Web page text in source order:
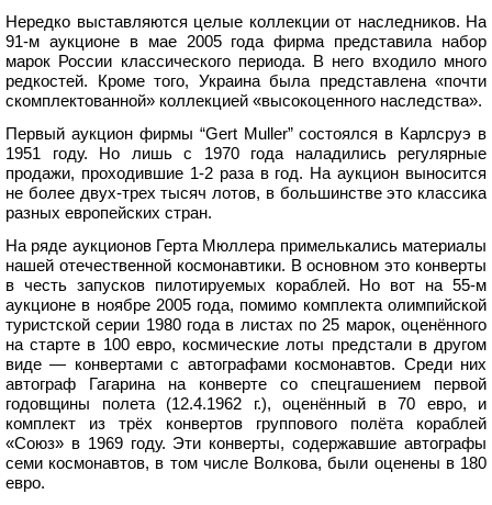
Нередко выставляются целые коллекции от наследников. На
91-м аукционе в мае 2005 года фирма представила набор
марок России классического периода. В него входило много
редкостей. Кроме того, Украина была представлена «почти
скомплектованной» коллекцией «высокоценного наследства».
Первый аукцион фирмы “Gert Muller” состоялся в Карлсруэ в
1951 году. Но лишь с 1970 года наладились регулярные
продажи, проходившие 1-2 раза в год. На аукцион выносится
не более двух-трех тысяч лотов, в большинстве это классика
разных европейских стран.
На ряде аукционов Герта Мюллера примелькались материалы
нашей отечественной космонавтики. В основном это конверты
в честь запусков пилотируемых кораблей. Но вот на 55-м
аукционе в ноябре 2005 года, помимо комплекта олимпийской
туристской серии 1980 года в листах по 25 марок, оценённого
на старте в 100 евро, космические лоты предстали в другом
виде — конвертами с автографами космонавтов. Среди них
автограф Гагарина на конверте со спецгашением первой
годовщины полета (12.4.1962 г.), оценённый в 70 евро, и
комплект из трёх конвертов группового полёта кораблей
«Союз» в 1969 году. Эти конверты, содержавшие автографы
семи космонавтов, в том числе Волкова, были оценены в 180
евро.